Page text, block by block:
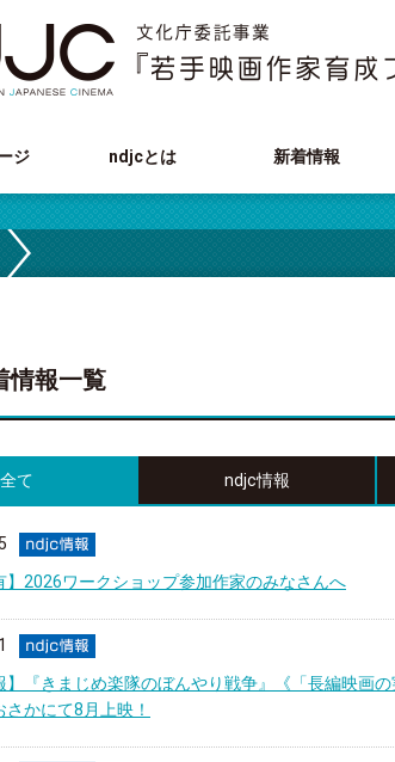
ジ ndjcとは 新着情報
情報一覧
全て ndjc情報
】2026ワークショップ参加作家のみなさんへ
】『きまじめ楽隊のぼんやり戦争』《「長編映画
さかにて8月上映！